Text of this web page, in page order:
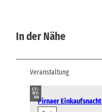
In der Nähe
Veranstaltung
CC-
BY-
SAPirnaer Einkaufsnacht